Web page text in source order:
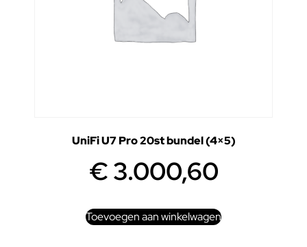
UniFi U7 Pro 20st bundel (4×5)
€3.000,60
Toevoegen aan winkelwagen